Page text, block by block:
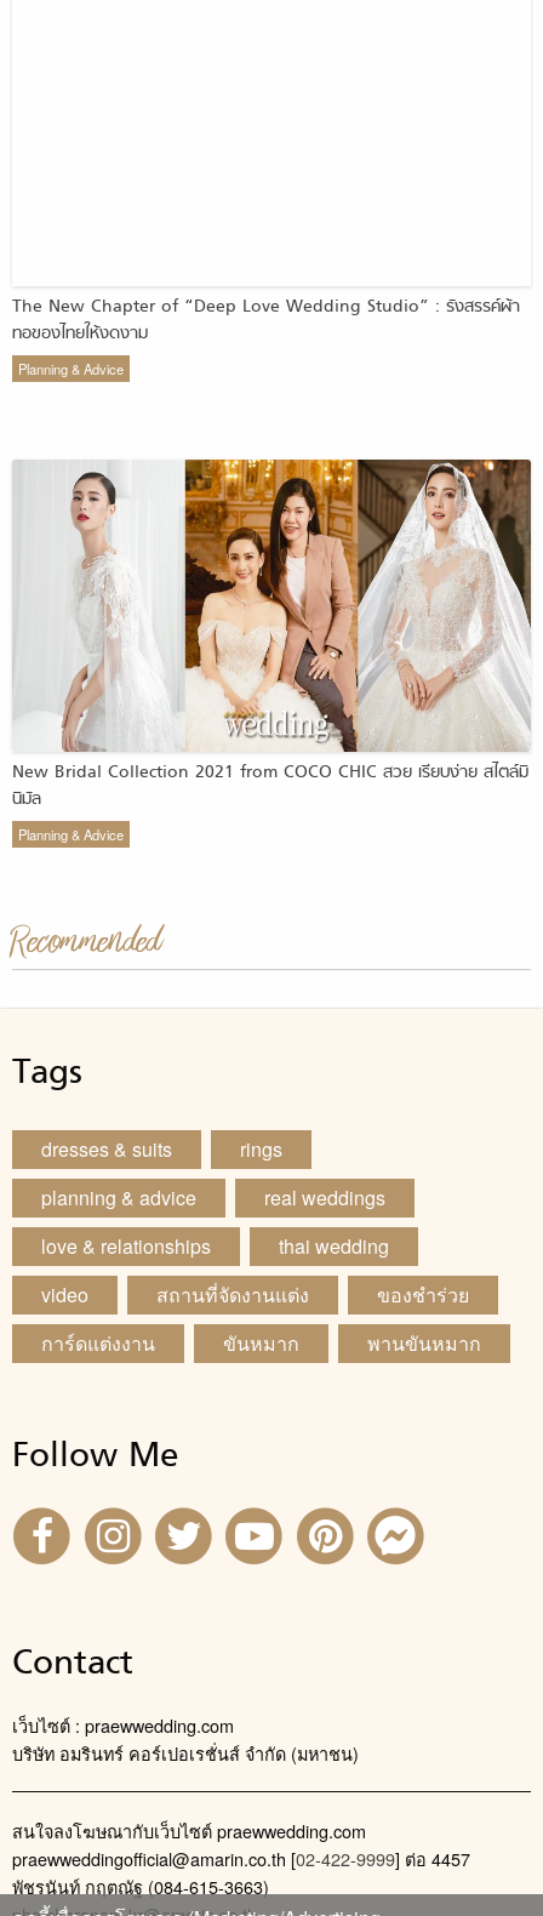
The New Chapter of “Deep Love Wedding Studio” : รังสรรค์ผ้า
ทอของไทยให้งดงาม
Planning & Advice
New Bridal Collection 2021 from COCO CHIC สวย เรียบง่าย สไตล์มิ
นิมัล
Planning & Advice
Recommended
Tags
dresses & suits
rings
planning & advice
real weddings
love & relationships
thai wedding
video
สถานที่จัดงานแต่ง
ของชำร่วย
การ์ดแต่งงาน
ขันหมาก พานขันหมาก
Follow Me
Contact
เว็บไซต์ : praewwedding.com
บริษัท อมรินทร์ คอร์เปอเรชั่นส์ จำกัด (มหาชน)
สนใจลงโฆษณากับเว็บไซต์ praewwedding.com
praewweddingofficial@amarin.co.th [02-422-9999] ต่อ 4457
พัชรนันท์ กฤตณัฐ (084-615-3663)